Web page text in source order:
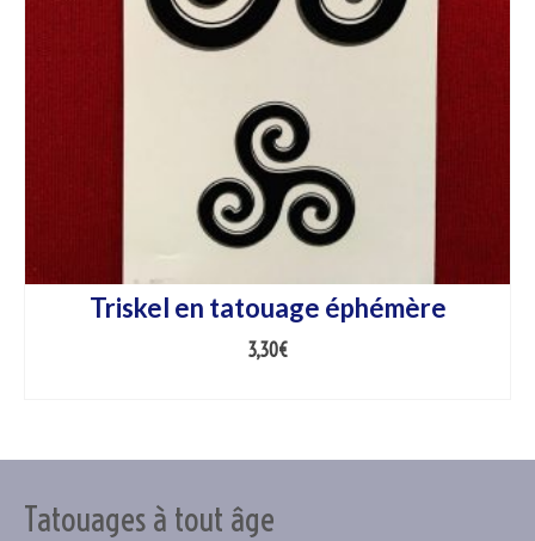
Triskel en tatouage éphémère
3,30€
Tatouages à tout âge